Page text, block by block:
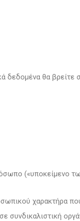
δεδομένα θα
(«υποκείμενο
χαρακτήρα